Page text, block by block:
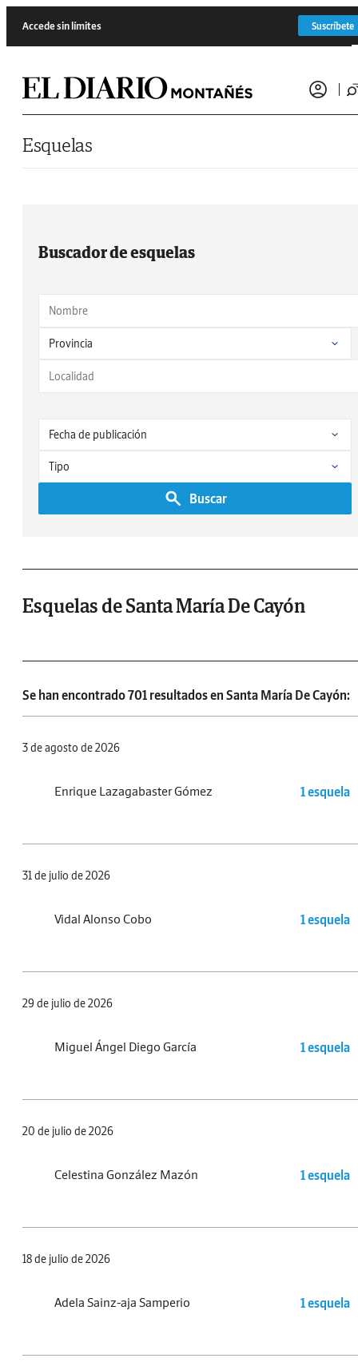
Accede sin límites Suscríbete
Esquelas
Buscador de esquelas
Buscar
Esquelas de Santa María De Cayón
Se han encontrado 701 resultados en Santa María De Cayón:
3 de agosto de 2026
Enrique Lazagabaster Gómez 1 esquela
31 de julio de 2026
Vidal Alonso Cobo 1 esquela
29 de julio de 2026
Miguel Ángel Diego García 1 esquela
20 de julio de 2026
Celestina González Mazón 1 esquela
18 de julio de 2026
Adela Sainz-aja Samperio 1 esquela